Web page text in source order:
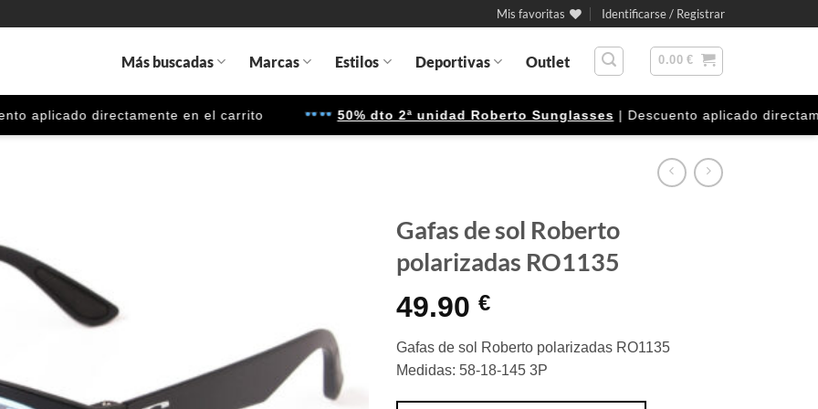
Mis favoritas Identificarse / Registrar
Más buscadas Marcas Estilos Deportivas Outlet 0.00€
directamente en el carrito 50% dto 2ª unidad Roberto Sunglasses | Descuento aplicado
Gafas de sol Roberto
polarizadas RO1135
49.90 €
Gafas de sol Roberto polarizadas RO1135
Medidas: 58-18-145 3P